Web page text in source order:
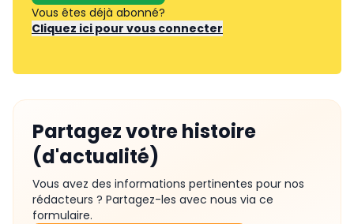
Vous êtes déjà abonné?
Cliquez ici pour vous connecter
Partagez votre histoire
(d'actualité)
Vous avez des informations pertinentes pour nos
rédacteurs ? Partagez-les avec nous via ce
formulaire.